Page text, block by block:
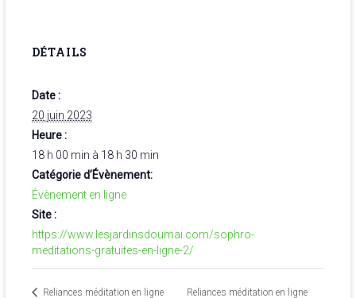
DÉTAILS
Date :
20 juin 2023
Heure :
18 h 00 min à 18 h 30 min
Catégorie d’Évènement:
Évènement en ligne
Site :
https://www.lesjardinsdoumai.com/sophro-
meditations-gratuites-en-ligne-2/
Reliances méditation en ligne Reliances méditation en ligne